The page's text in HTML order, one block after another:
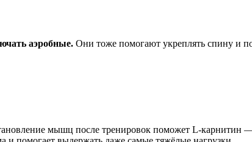
аэробные. Они тоже помогают укреплять спину и
мышц после тренировок поможет L-